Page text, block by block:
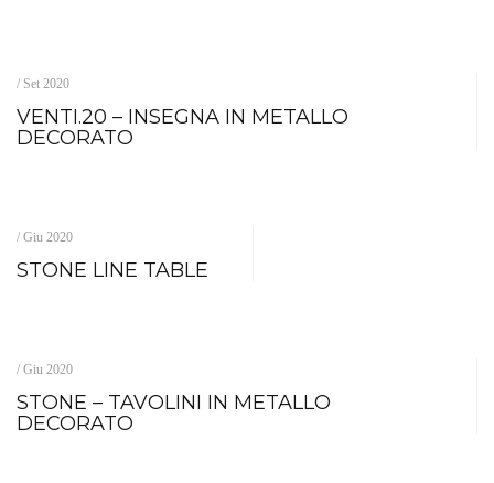
/ Set 2020
VENTI.20 – INSEGNA IN METALLO
DECORATO
/ Giu 2020
STONE LINE TABLE
/ Giu 2020
STONE – TAVOLINI IN METALLO
DECORATO